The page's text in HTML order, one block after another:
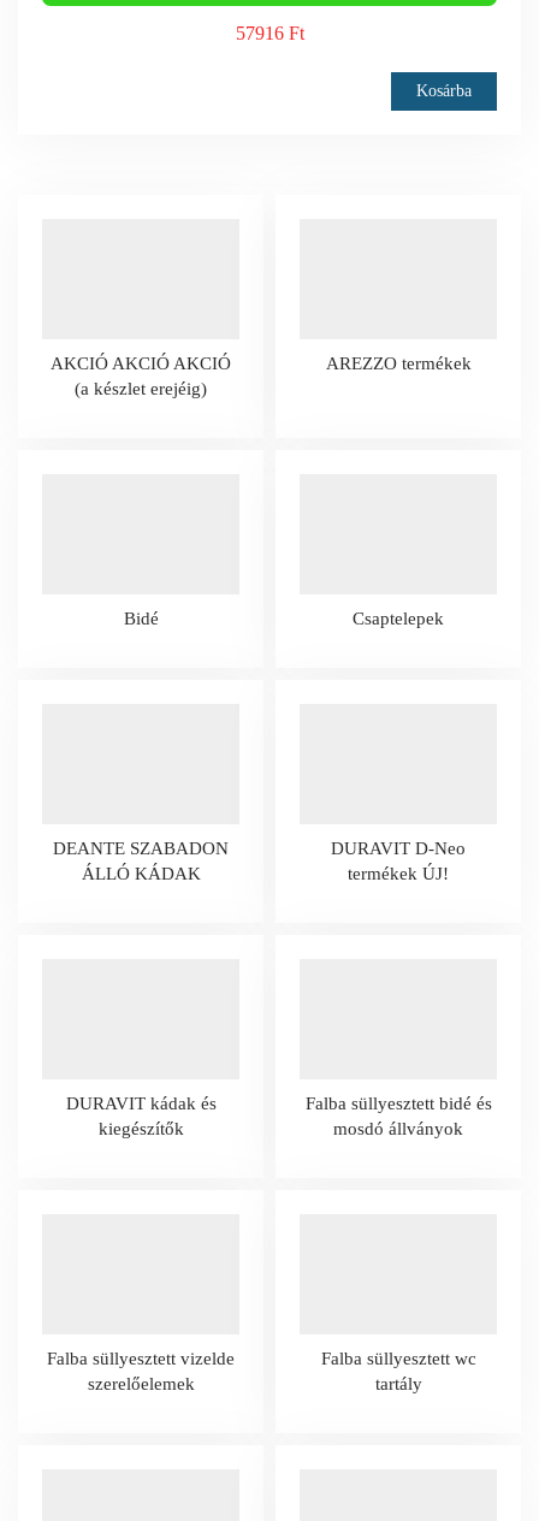
57916 Ft
Kosárba
AKCIÓ AKCIÓ AKCIÓ
(a készlet erejéig)
AREZZO termékek
Bidé Csaptelepek
DEANTE SZABADON
ÁLLÓ KÁDAK
DURAVIT D-Neo
termékek ÚJ!
DURAVIT kádak és
kiegészítők
Falba süllyesztett bidé és
mosdó állványok
Falba süllyesztett vizelde
szerelőelemek
Falba süllyesztett wc
tartály